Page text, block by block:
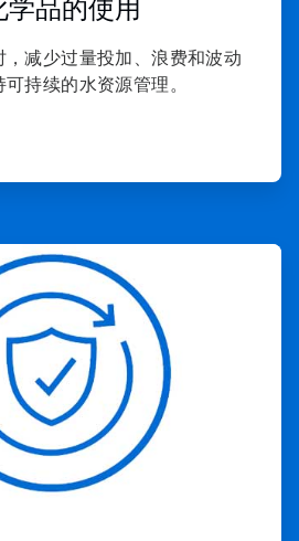
学品的使用
减少过量投加、浪费和波动
持续的水资源管理。
ArticleTile
，
4